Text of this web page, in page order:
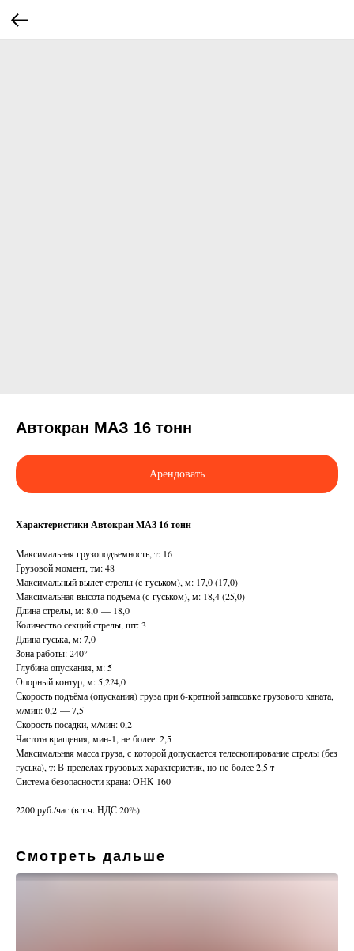
Автокран МАЗ 16 тонн
Арендовать
Характеристики Автокран МАЗ 16 тонн
Максимальная грузоподъемность, т: 16
Грузовой момент, тм: 48
Максимальный вылет стрелы (с гуськом), м: 17,0 (17,0)
Максимальная высота подъема (с гуськом), м: 18,4 (25,0)
Длина стрелы, м: 8,0 — 18,0
Количество секций стрелы, шт: 3
Длина гуська, м: 7,0
Зона работы: 240°
Глубина опускания, м: 5
Опорный контур, м: 5,2?4,0
Скорость подъёма (опускания) груза при 6-кратной запасовке грузового каната,
м/мин: 0,2 — 7,5
Скорость посадки, м/мин: 0,2
Частота вращения, мин-1, не более: 2,5
Максимальная масса груза, с которой допускается телескопирование стрелы (без
гуська), т: В пределах грузовых характеристик, но не более 2,5 т
Система безопасности крана: ОНК-160
2200 руб./час (в т.ч. НДС 20%)
Смотреть дальше